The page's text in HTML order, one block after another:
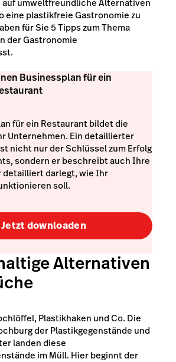
auf umweltfreundliche Alternativen
eine plastikfreie Gastronomie zu
für Sie 5 Tipps zum Thema
der Gastronomie
Businessplan für ein
für ein Restaurant bildet die
Unternehmen. Ein detaillierter
nicht nur der Schlüssel zum Erfolg
sondern er beschreibt auch Ihre
detailliert darlegt, wie Ihr
soll.
Jetzt downloaden
Alternativen
Plastikhaken und Co. Die
der Plastikgegenstände und
landen diese
im Müll. Hier beginnt der